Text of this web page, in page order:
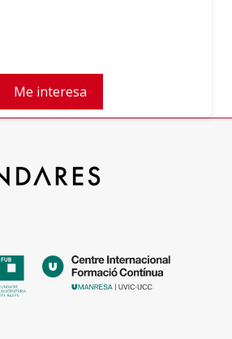
Me interesa